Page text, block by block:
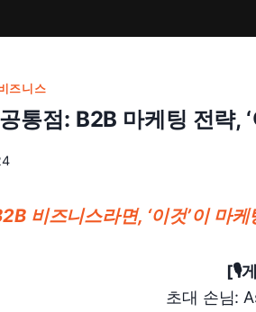
즈니스
통점: B2B 마케팅 전략,
비즈니스라면, ‘이것’이 마
[🎙️
초대 손님: